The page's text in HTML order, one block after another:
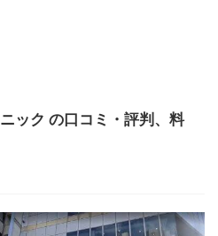
ック の口コミ・評判、料